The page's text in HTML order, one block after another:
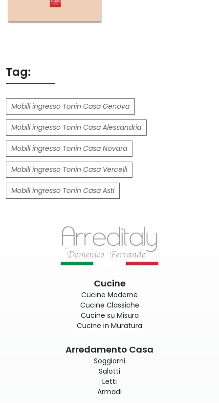
Tag:
Mobili ingresso Tonin Casa Genova
Mobili ingresso Tonin Casa Alessandria
Mobili ingresso Tonin Casa Novara
Mobili ingresso Tonin Casa Vercelli
Mobili ingresso Tonin Casa Asti
Cucine
Cucine Moderne
Cucine Classiche
Cucine su Misura
Cucine in Muratura
Arredamento Casa
Soggiorni
Salotti
Letti
Armadi